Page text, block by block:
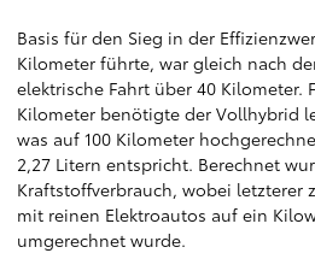
Basis für den Sieg in der
Kilometer führte, war gleich nach
elektrische Fahrt über 40 Kilometer.
Kilometer benötigte der Vollhybrid
was auf 100 Kilometer
2,27 Litern entspricht. Berechnet
Kraftstoffverbrauch, wobei letzterer
mit reinen Elektroautos auf ein
umgerechnet wurde.